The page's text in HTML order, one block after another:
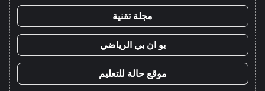
مجلة تقنية
يو ان بي الرياضي
موقع حالة للتعليم